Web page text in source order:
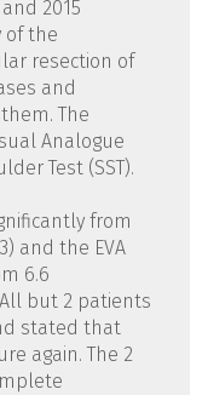
2015
of the
resection of
and
The
Analogue
Test (SST).
from
and the EVA
6.6
All but 2 patients
stated that
again. The 2